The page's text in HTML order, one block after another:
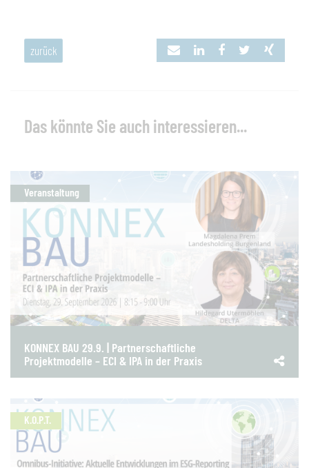
zurück
Das könnte Sie auch interessieren...
Veranstaltung
KONNEX BAU 29.9. | Partnerschaftliche
Projektmodelle – ECI & IPA in der Praxis
K.O.P.T.